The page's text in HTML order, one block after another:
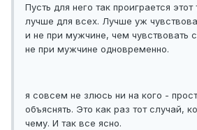
Пусть для него так проиграется этот
лучше для всех. Лучше уж
и не при мужчине, чем чувствовать
не при мужчине одновременно.
я совсем не злюсь ни на кого -
объяснять. Это как раз тот случай,
чему. И так все ясно.